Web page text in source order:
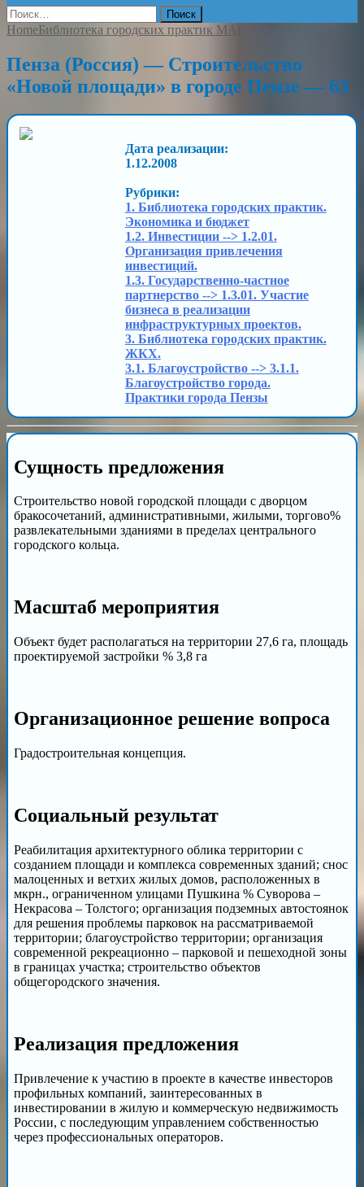
Найти:
HomeБиблиотека городских практик МАГ
Пенза (Россия) — Строительство
«Новой площади» в городе Пензе — 63
Дата реализации:
1.12.2008
Рубрики:
1. Библиотека городских практик.
Экономика и бюджет
1.2. Инвестиции --> 1.2.01.
Организация привлечения
инвестиций.
1.3. Государственно-частное
партнерство --> 1.3.01. Участие
бизнеса в реализации
инфраструктурных проектов.
3. Библиотека городских практик.
ЖКХ.
3.1. Благоустройство --> 3.1.1.
Благоустройство города.
Практики города Пензы
Сущность предложения
Строительство новой городской площади с дворцом
бракосочетаний, административными, жилыми, торгово%
развлекательными зданиями в пределах центрального
городского кольца.
Масштаб мероприятия
Объект будет располагаться на территории 27,6 га, площадь
проектируемой застройки % 3,8 га
Организационное решение вопроса
Градостроительная концепция.
Cоциальный результат
Реабилитация архитектурного облика территории с
созданием площади и комплекса современных зданий; снос
малоценных и ветхих жилых домов, расположенных в
мкрн., ограниченном улицами Пушкина % Суворова –
Некрасова – Толстого; организация подземных автостоянок
для решения проблемы парковок на рассматриваемой
территории; благоустройство территории; организация
современной рекреационно – парковой и пешеходной зоны
в границах участка; строительство объектов
общегородского значения.
Реализация предложения
Привлечение к участию в проекте в качестве инвесторов
профильных компаний, заинтересованных в
инвестировании в жилую и коммерческую недвижимость
России, с последующим управлением собственностью
через профессиональных операторов.